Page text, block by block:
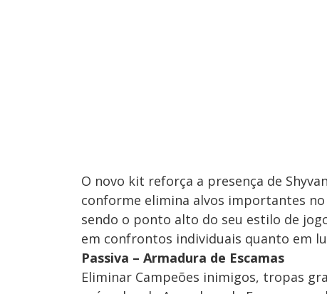
O novo kit reforça a presença de
conforme elimina alvos importantes
sendo o ponto alto do seu estilo de
em confrontos individuais quanto em
Passiva – Armadura de Escamas
Eliminar Campeões inimigos, tropas